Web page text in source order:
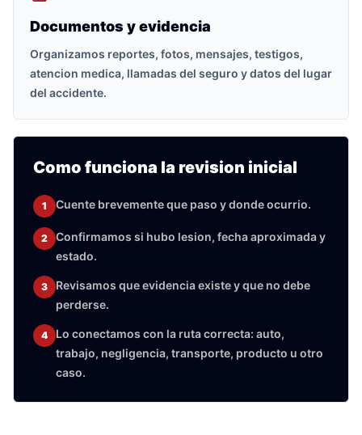
Documentos y evidencia
Organizamos reportes, fotos, mensajes, testigos,
atencion medica, llamadas del seguro y datos del lugar
del accidente.
Como funciona la revision inicial
1 Cuente brevemente que paso y donde ocurrio.
2
Confirmamos si hubo lesion, fecha aproximada y
estado.
3
Revisamos que evidencia existe y que no debe
perderse.
4
Lo conectamos con la ruta correcta: auto,
trabajo, negligencia, transporte, producto u otro
caso.